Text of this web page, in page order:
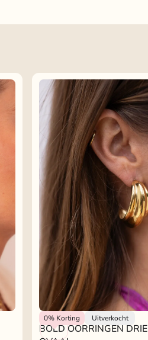
0%Korting Uitverkocht
My Jewellery
BOLD OORRINGEN